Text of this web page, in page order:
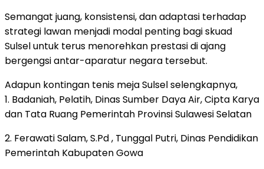
Semangat juang, konsistensi, dan adaptasi terhadap
strategi lawan menjadi modal penting bagi skuad
Sulsel untuk terus menorehkan prestasi di ajang
bergengsi antar-aparatur negara tersebut.
Adapun kontingan tenis meja Sulsel selengkapnya,
1. Badaniah, Pelatih, Dinas Sumber Daya Air, Cipta Karya
dan Tata Ruang Pemerintah Provinsi Sulawesi Selatan
2. Ferawati Salam, S.Pd , Tunggal Putri, Dinas Pendidikan
Pemerintah Kabupaten Gowa